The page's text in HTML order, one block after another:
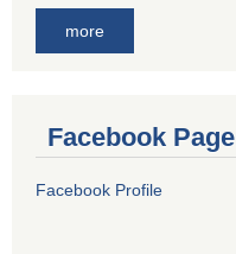
more
Facebook Page
Facebook Profile